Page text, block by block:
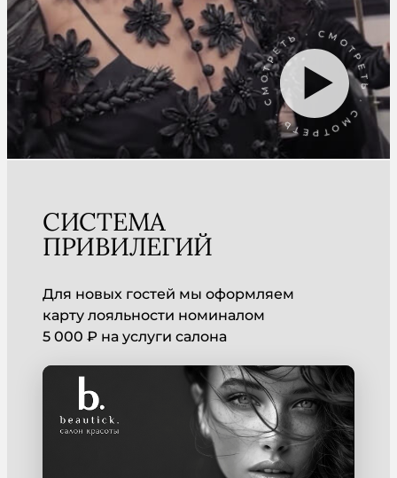
СМОТРЕТЬ · СМОТРЕТЬ · СМОТРЕТЬ ·
СИСТЕМА
ПРИВИЛЕГИЙ
Для новых гостей мы оформляем
карту лояльности номиналом
5 000 ₽ на услуги салона